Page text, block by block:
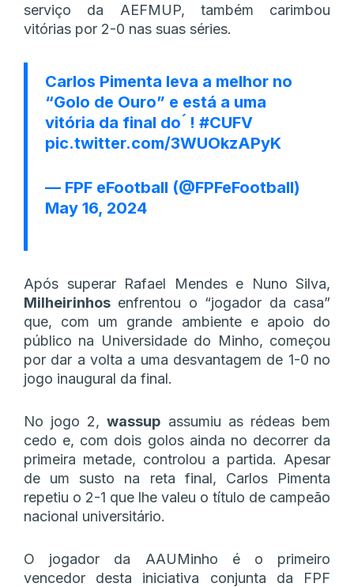
serviço da AEFMUP, também carimbou
vitórias por 2-0 nas suas séries.
Carlos Pimenta leva a melhor no
“Golo de Ouro” e está a uma
vitória da final do ́ ! #CUFV
pic.twitter.com/3WUOkzAPyK
— FPF eFootball (@FPFeFootball)
May 16, 2024
Após superar Rafael Mendes e Nuno Silva,
Milheirinhos enfrentou o “jogador da casa”
que, com um grande ambiente e apoio do
público na Universidade do Minho, começou
por dar a volta a uma desvantagem de 1-0 no
jogo inaugural da final.
No jogo 2,wassup assumiu as rédeas bem
cedo e, com dois golos ainda no decorrer da
primeira metade, controlou a partida. Apesar
de um susto na reta final, Carlos Pimenta
repetiu o 2-1 que lhe valeu o título de campeão
nacional universitário.
O jogador da AAUMinho é o primeiro
vencedor desta iniciativa conjunta da FPF